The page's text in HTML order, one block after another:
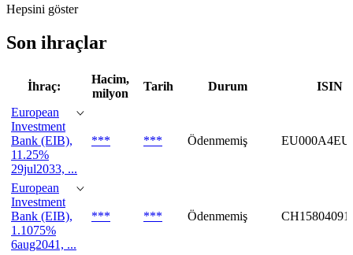
Hepsini göster
Son ihraçlar
İhraç:
Hacim,
milyon
Tarih Durum
ISIN
European
Investment
Bank (EIB),
11.25%
29jul2033, ...
*** *** Ödenmemiş
European
Investment
Bank (EIB),
1.1075%
6aug2041, ...
*** *** Ödenmemiş